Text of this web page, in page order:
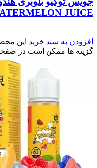
JUICE
افزودن به سبد خرید این
گزینه ها ممکن است در